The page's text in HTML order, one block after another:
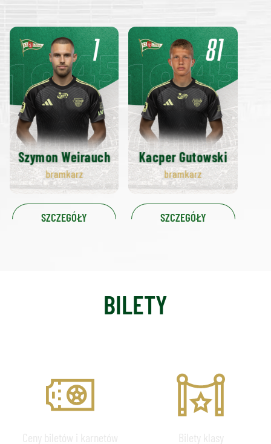
Szymon Weirauch
bramkarz
SZCZEGÓŁY
Kacper Gutowski
bramkarz
SZCZEGÓŁY
BILETY